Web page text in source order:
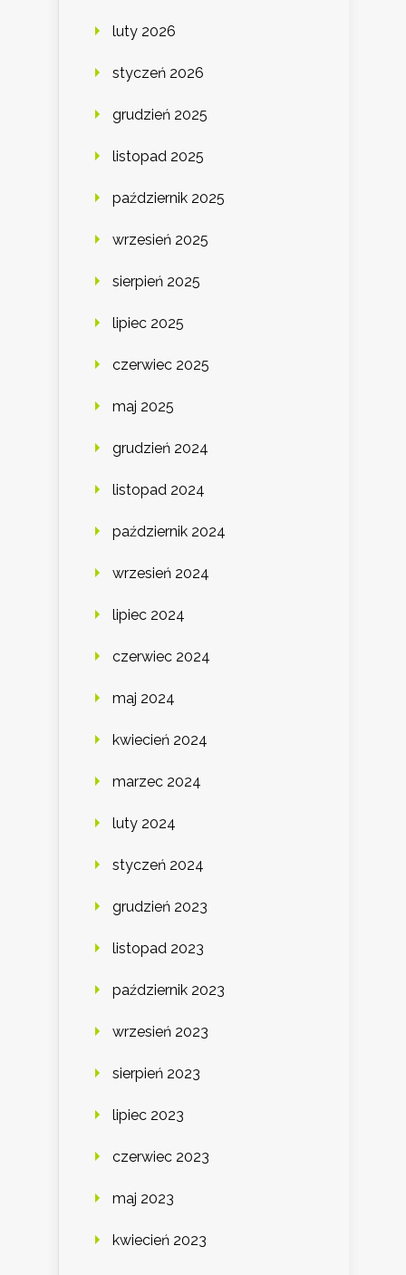
luty 2026
styczeń 2026
grudzień 2025
listopad 2025
październik 2025
wrzesień 2025
sierpień 2025
lipiec 2025
czerwiec 2025
maj 2025
grudzień 2024
listopad 2024
październik 2024
wrzesień 2024
lipiec 2024
czerwiec 2024
maj 2024
kwiecień 2024
marzec 2024
luty 2024
styczeń 2024
grudzień 2023
listopad 2023
październik 2023
wrzesień 2023
sierpień 2023
lipiec 2023
czerwiec 2023
maj 2023
kwiecień 2023